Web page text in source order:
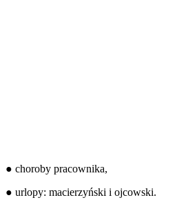
● choroby pracownika,
● urlopy: macierzyński i ojcowski.